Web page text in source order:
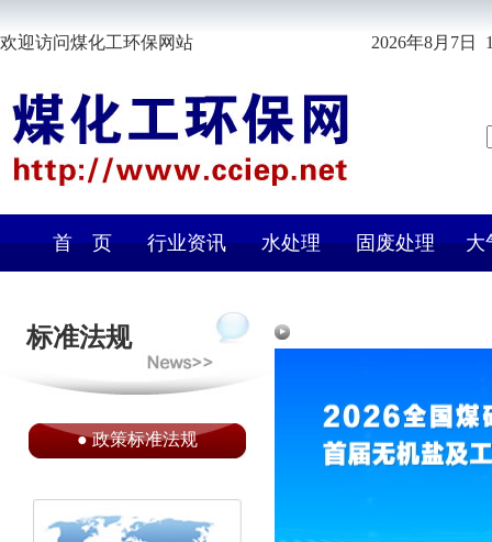
欢迎访问煤化工环保网站 2026年8月7日
首 页 行业资讯 水处理 固废处理 大
标准法规
● 政策标准法规